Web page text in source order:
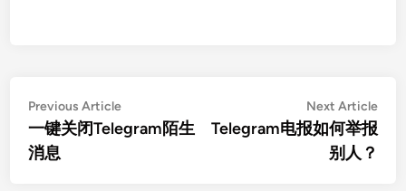
文
章
导
Previous ArticlePrevious
article:
一键关闭Telegram陌生
消息
Next Article
Telegram电报如何举报
别人？